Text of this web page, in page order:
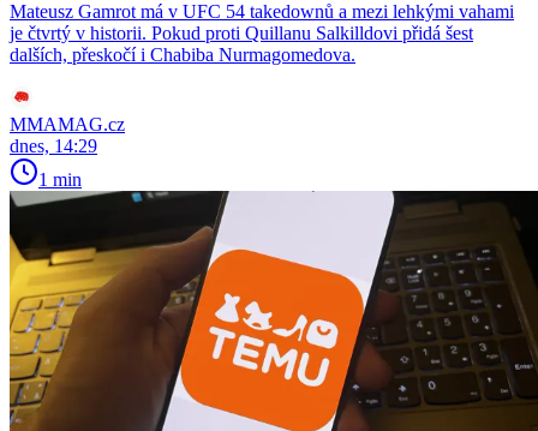
Mateusz Gamrot má v UFC 54 takedownů a mezi lehkými vahami
je čtvrtý v historii. Pokud proti Quillanu Salkilldovi přidá šest
dalších, přeskočí i Chabiba Nurmagomedova.
MMAMAG.cz
dnes, 14:29
1 min